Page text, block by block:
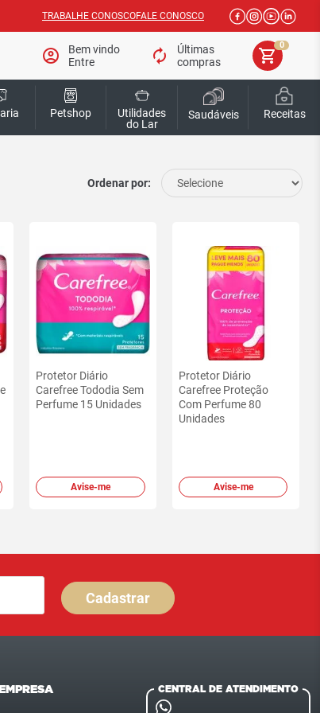
TRABALHE CONOSCOFALE CONOSCO
account_circle
Bem vindo
Entre
autorenew
Últimas
compras
shopping_cart
0
Petshop
Utilidades
do Lar
Saudáveis Receitas
Ordenar por:
Protetor Diário
Carefree Tododia Sem
Perfume 15 Unidades
Avise-me
Protetor Diário
Carefree Proteção
Com Perfume 80
Unidades
Avise-me
Cadastrar
CENTRAL DE ATENDIMENTO